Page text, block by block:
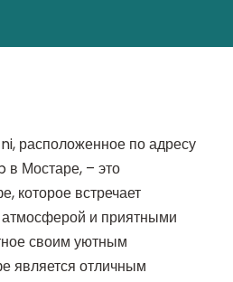
расположенное по адресу
в Мостаре, – это
которое встречает
атмосферой и приятными
своим уютным
является отличным